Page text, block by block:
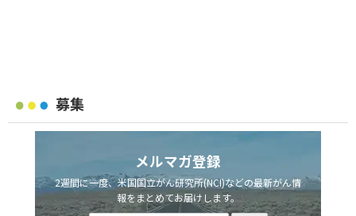
募集
メルマガ登録
2週間に一度、米国国立がん研究所(NCI)などの最新がん情
報をまとめてお届けします。